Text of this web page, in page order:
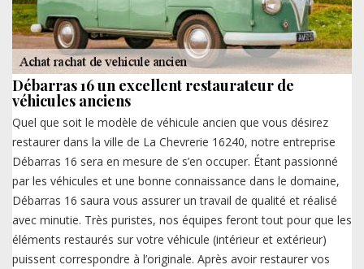
Débarras 16 un excellent restaurateur de
véhicules anciens
Quel que soit le modèle de véhicule ancien que vous désirez
restaurer dans la ville de La Chevrerie 16240, notre entreprise
Débarras 16 sera en mesure de s’en occuper. Étant passionné
par les véhicules et une bonne connaissance dans le domaine,
Débarras 16 saura vous assurer un travail de qualité et réalisé
avec minutie. Très puristes, nos équipes feront tout pour que les
éléments restaurés sur votre véhicule (intérieur et extérieur)
puissent correspondre à l’originale. Après avoir restaurer vos